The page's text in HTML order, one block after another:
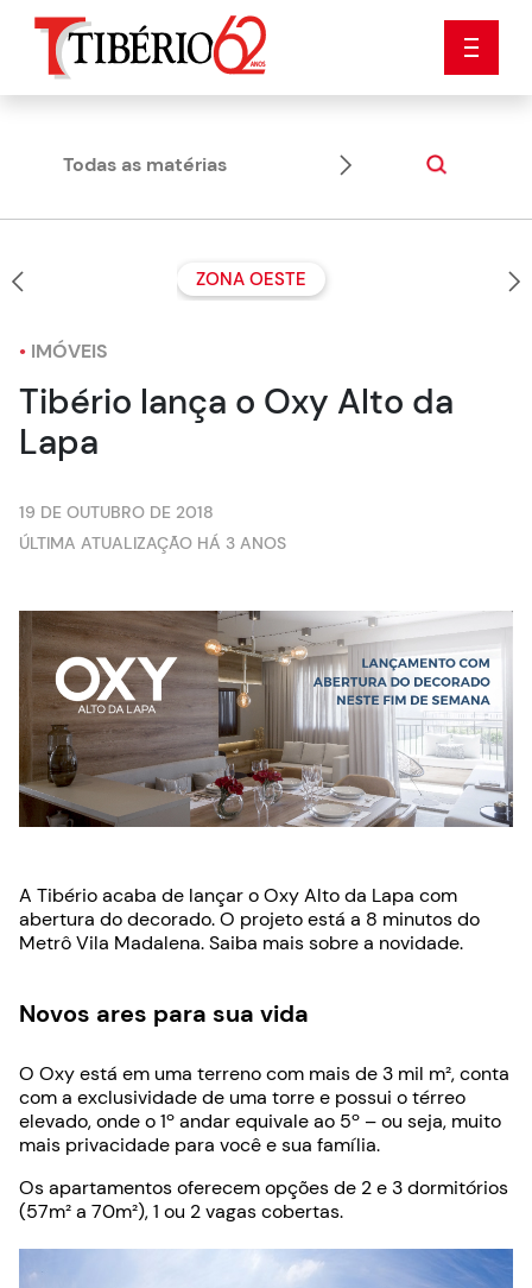
Todas as matérias Dicas
ZONA OESTE
• IMÓVEIS
Tibério lança o Oxy Alto da
Lapa
19 DE OUTUBRO DE 2018
ÚLTIMA ATUALIZAÇÃO HÁ 3 ANOS
A Tibério acaba de lançar o Oxy Alto da Lapa com
abertura do decorado. O projeto está a 8 minutos do
Metrô Vila Madalena. Saiba mais sobre a novidade.
Novos ares para sua vida
O Oxy está em uma terreno com mais de 3 mil m², conta
com a exclusividade de uma torre e possui o térreo
elevado, onde o 1º andar equivale ao 5º – ou seja, muito
mais privacidade para você e sua família.
Os apartamentos oferecem opções de 2 e 3 dormitórios
(57m² a 70m²), 1 ou 2 vagas cobertas.